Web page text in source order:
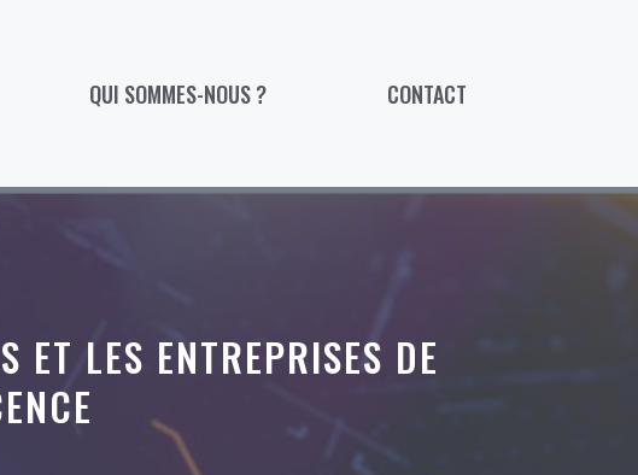
QUI SOMMES-NOUS ? CONTACT
ET LES ENTREPRISES DE